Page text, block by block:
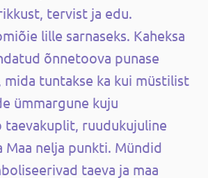
tervist ja edu.
lille sarnaseks. Kaheksa
õnnetoova punase
mida tuntakse ka kui müstilist
ümmargune kuju
taevakuplit, ruudukujuline
Maa nelja punkti. Mündid
taeva ja maa